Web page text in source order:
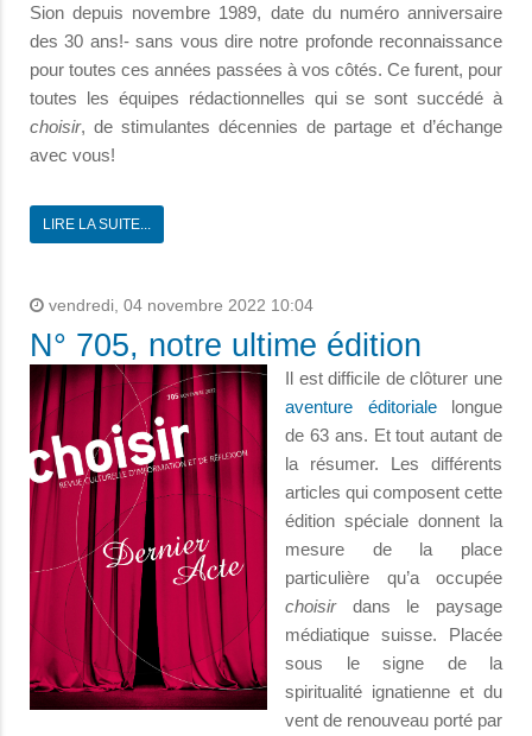
Sion depuis novembre 1989, date du numéro anniversaire
des 30 ans!- sans vous dire notre profonde reconnaissance
pour tou­tes ces années passées à vos côtés. Ce furent, pour
toutes les équipes rédactionnelles qui se sont succédé à
choisir, de stimulantes décennies de partage et d’échange
avec vous!
LIRE LA SUITE...
vendredi, 04 novembre 2022 10:04
N° 705, notre ultime édition
Il est difficile de clôturer une
aventure éditorialelongue
de 63 ans. Et tout autant de
la résumer. Les différents
articles qui composent cette
édition spéciale donnent la
mesure de la place
particulière qu’a occupée
choisirdans le paysage
médiatique suisse. Placée
sous le signe de la
spiritualité ignatienne et du
vent de renouveau porté par